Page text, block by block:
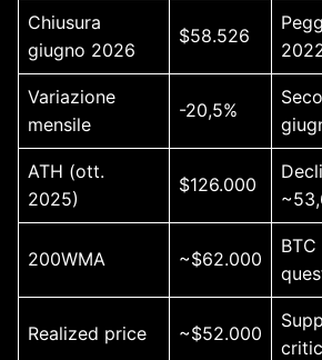
Chiusura
giugno 2026
$58.526
Variazione
mensile
-20,5%
ATH (ott.
2025)
$126.000
200WMA ~$62.000
Realized price ~$52.000